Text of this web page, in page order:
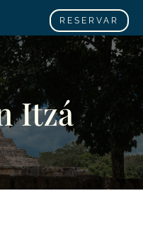
RESERVAR
Itzá